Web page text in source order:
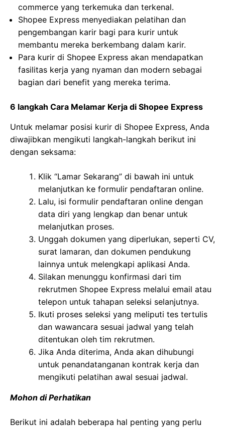
commerce yang terkemuka dan terkenal.
Shopee Express menyediakan pelatihan dan
pengembangan karir bagi para kurir untuk
membantu mereka berkembang dalam karir.
Para kurir di Shopee Express akan mendapatkan
fasilitas kerja yang nyaman dan modern sebagai
bagian dari benefit yang mereka terima.
6 langkah Cara Melamar Kerja di Shopee Express
Untuk melamar posisi kurir di Shopee Express, Anda
diwajibkan mengikuti langkah-langkah berikut ini
dengan seksama:
Klik “Lamar Sekarang” di bawah ini untuk
melanjutkan ke formulir pendaftaran online.
Lalu, isi formulir pendaftaran online dengan
data diri yang lengkap dan benar untuk
melanjutkan proses.
Unggah dokumen yang diperlukan, seperti CV,
surat lamaran, dan dokumen pendukung
lainnya untuk melengkapi aplikasi Anda.
Silakan menunggu konfirmasi dari tim
rekrutmen Shopee Express melalui email atau
telepon untuk tahapan seleksi selanjutnya.
Ikuti proses seleksi yang meliputi tes tertulis
dan wawancara sesuai jadwal yang telah
ditentukan oleh tim rekrutmen.
Jika Anda diterima, Anda akan dihubungi
untuk penandatanganan kontrak kerja dan
mengikuti pelatihan awal sesuai jadwal.
Mohon di Perhatikan
Berikut ini adalah beberapa hal penting yang perlu